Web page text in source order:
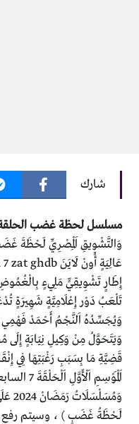
شارك
مسلسل لحظة غضب الحلقة 7
إِطَارٍ تَشْوِيقِيٍّ مَلِيءٍ
تَلْعَبُ دَوْر إِعْلَامِيَّةٍ شَهِيرَةٍ
وَيُجَسِّدُهُ اَلنَّجْمُ أَحْمَدْ فَهْمِي
وَيَتَحَوَّلُ مِنْ وَكِيلِ نِيَابَةٍ
قَضِيَّةِ مَا بِسَبَبِ رَغْبَتِهَا فِي
اَلْمَوْسِمِ
لَحْظَةُ غَضَبٍ ) ، وسيتم رفع